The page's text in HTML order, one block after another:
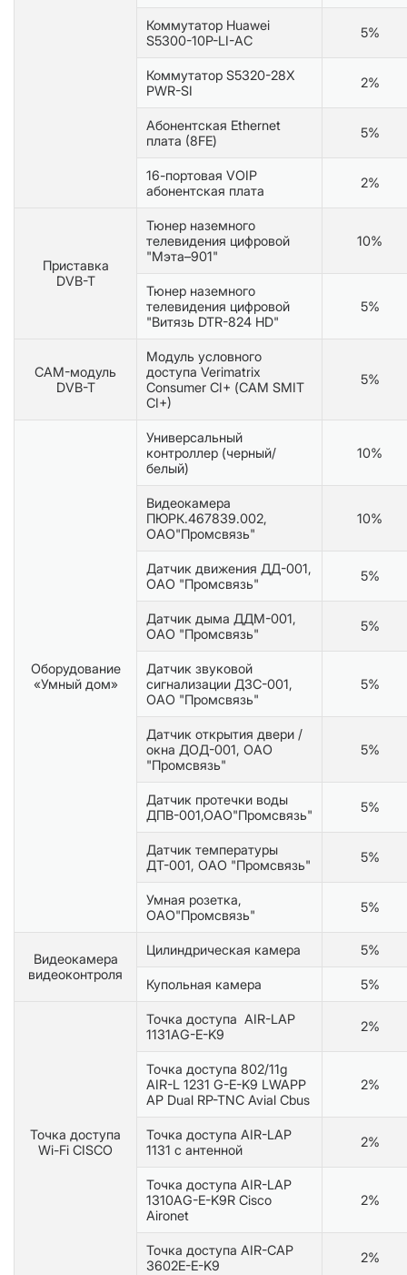
Коммутатор Huawei
S5300-10P-LI-AC
5%
Коммутатор S5320-28X
PWR-SI
2%
Абонентская Ethernet
плата (8FE)
5%
16-портовая VOIP
абонентская плата
2%
Приставка
DVB-T
Тюнер наземного
телевидения цифровой
"Мэта–901"
10%
Тюнер наземного
телевидения цифровой
"Витязь DTR-824 HD"
5%
CAM-модуль
DVB-T
Модуль условного
доступа Verimatrix
Consumer CI+ (САМ SMIT
CI+)
5%
Оборудование
«Умный дом»
Универсальный
контроллер (черный/
белый)
10%
Видеокамера
ПЮРК.467839.002,
ОАО"Промсвязь"
10%
Датчик движения ДД-001,
ОАО "Промсвязь"
5%
Датчик дыма ДДМ-001,
ОАО "Промсвязь"
5%
Датчик звуковой
сигнализации ДЗС-001,
ОАО "Промсвязь"
5%
Датчик открытия двери /
окна ДОД-001, ОАО
"Промсвязь"
5%
Датчик протечки воды
ДПВ-001,ОАО"Промсвязь"
5%
Датчик температуры
ДТ-001, ОАО "Промсвязь"
5%
Умная розетка,
ОАО"Промсвязь"
5%
Видеокамера
видеоконтроля
Цилиндрическая камера 5%
Купольная камера 5%
Точка доступа
Wi-Fi CISCO
Точка доступа AIR-LAP
1131AG-E-K9
2%
Точка доступа 802/11g
AIR-L 1231 G-E-K9 LWAPP
AP Dual RP-TNC Avial Cbus
2%
Точка доступа AIR-LAP
1131 с антенной
2%
Точка доступа AIR-LAP
1310AG-E-K9R Cisco
Aironet
2%
Точка доступа AIR-CAP
3602E-E-K9
2%